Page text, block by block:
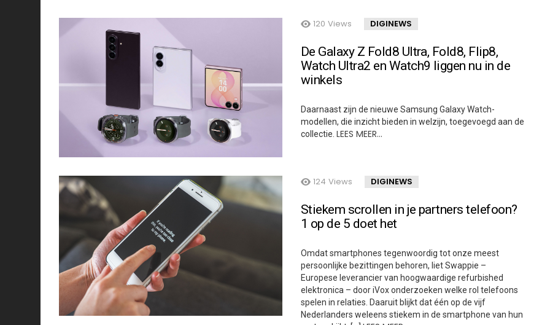
120 Views DIGINEWS
De Galaxy Z Fold8 Ultra, Fold8, Flip8,
Watch Ultra2 en Watch9 liggen nu in de
winkels
Daarnaast zijn de nieuwe Samsung Galaxy Watch-
modellen, die inzicht bieden in welzijn, toegevoegd aan de
collectie. LEES MEER…
124 Views DIGINEWS
Stiekem scrollen in je partners telefoon?
1 op de 5 doet het
Omdat smartphones tegenwoordig tot onze meest
persoonlijke bezittingen behoren, liet Swappie –
Europese leverancier van hoogwaardige refurbished
elektronica – door iVox onderzoeken welke rol telefoons
spelen in relaties. Daaruit blijkt dat één op de vijf
Nederlanders weleens stiekem in de smartphone van hun